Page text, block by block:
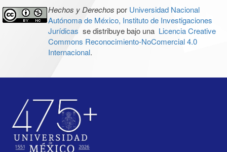
Hechos y Derechos por Universidad Nacional
Autónoma de México, Instituto de Investigaciones
Jurídicas se distribuye bajo una Licencia Creative
Commons Reconocimiento-NoComercial 4.0
Internacional.